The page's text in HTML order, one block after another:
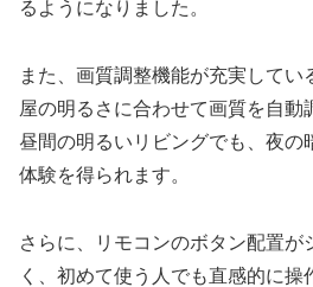
るようになりました。
また、画質調整機能が充実してい
屋の明るさに合わせて画質を自動
昼間の明るいリビングでも、夜の
体験を得られます。
さらに、リモコンのボタン配置が
く、初めて使う人でも直感的に操